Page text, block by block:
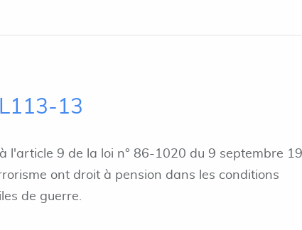
13
l'article 9 de la loi n° 86-1020 du 9 septembre
ont droit à pension dans les conditions
de guerre.